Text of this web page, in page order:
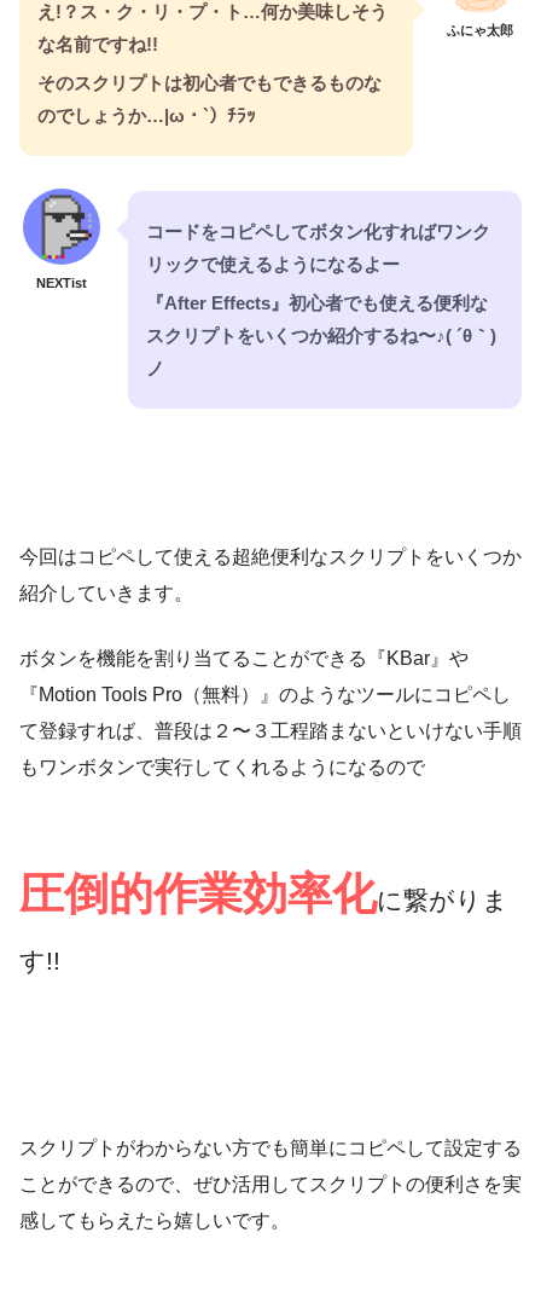
ふにゃ太郎
え!？ス・ク・リ・プ・ト…何か美味しそう
な名前ですね!!
そのスクリプトは初心者でもできるものな
のでしょうか…|ω・`）ﾁﾗｯ
NEXTist
コードをコピペしてボタン化すればワンク
リックで使えるようになるよー
『After Effects』初心者でも使える便利な
スクリプトをいくつか紹介するね〜♪( ´θ｀)
ノ
今回はコピペして使える超絶便利なスクリプトをいくつか
紹介していきます。
ボタンを機能を割り当てることができる『KBar』や
『Motion Tools Pro（無料）』のようなツールにコピペし
て登録すれば、普段は２〜３工程踏まないといけない手順
もワンボタンで実行してくれるようになるので
圧倒的作業効率化に繋がりま
す!!
スクリプトがわからない方でも簡単にコピペして設定する
ことができるので、ぜひ活用してスクリプトの便利さを実
感してもらえたら嬉しいです。